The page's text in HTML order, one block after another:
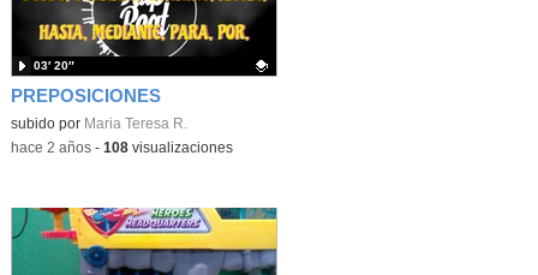
PREPOSICIONES
Contenido educativo.
subido por Maria Teresa R.
03′ 20″
-hace 2 años- 108visualizaciones